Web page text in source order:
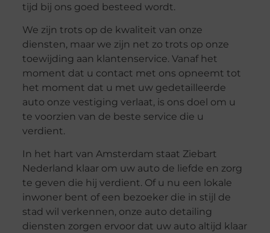
tijd bij ons goed besteed wordt.
We zijn trots op de kwaliteit van onze
diensten, maar we zijn net zo trots op onze
toewijding aan klantenservice. Vanaf het
moment dat u contact met ons opneemt tot
het moment dat u met uw gedetailleerde
auto onze vestiging verlaat, is ons doel om u
te voorzien van de beste service die u
verdient.
In het hart van Amsterdam staat Ziebart
Nederland klaar om uw auto de liefde en zorg
te geven die hij verdient. Of u nu een lokale
inwoner bent of een bezoeker die in stijl de
stad wil verkennen, onze auto detailing
diensten zorgen ervoor dat uw auto altijd klaar